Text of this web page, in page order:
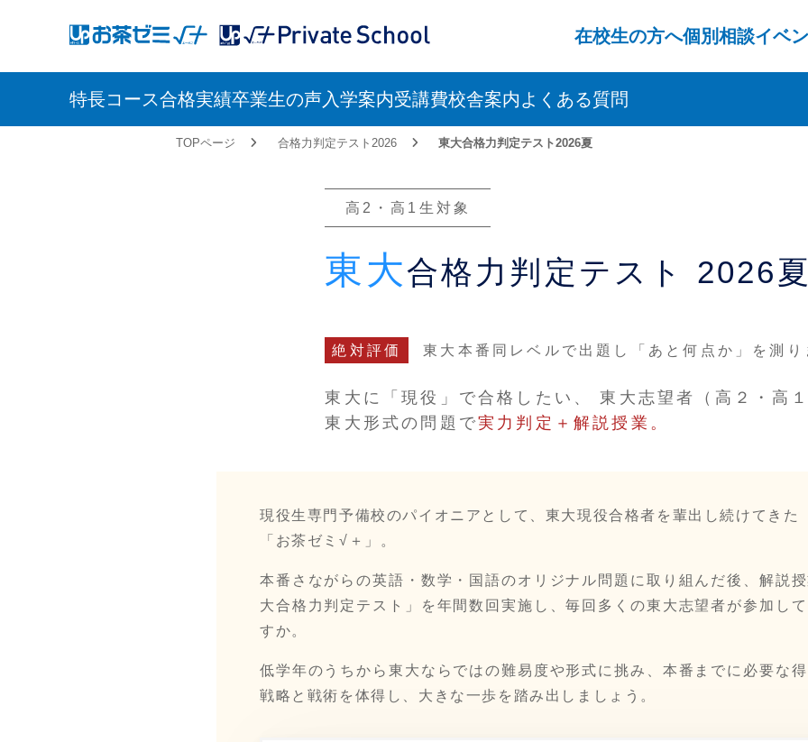
アップお茶ゼミ√＋
（ルータス）
アップお茶ゼミ√＋（ルータス）
PS
在校生の方へ個別相談イベ
特長コース合格実績卒業生の声入学案内受講費校舎案内よくある質問
TOPページ 合格力判定テスト2026 東大合格力判定テスト2026夏
高2・高1生対象
東大合格力判定テスト 2026
絶対評価 東大本番同レベルで出題し 「あと何点か」を測
東大に「現役」で合格したい、
東大志望者（高２・高
東大形式の問題で実力判定＋解説授業。
現役生専門予備校のパイオニアとして、東大現役合格者を輩出し続けてきた
「お茶ゼミ√＋」。
本番さながらの英語・数学・国語のオリジナル問題に取り組んだ後、解説
大合格力判定テスト」を年間数回実施し、毎回多くの東大志望者が参加し
すか。
低学年のうちから東大ならではの難易度や形式に挑み、本番までに必要な
戦略と戦術を体得し、大きな一歩を踏み出しましょう。